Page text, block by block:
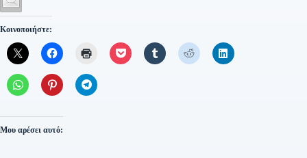
Κοινοποιήστε:
Μου αρέσει αυτό: